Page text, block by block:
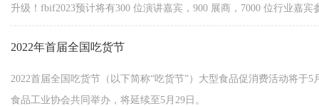
升级！fbif2023预计将有300 位演讲嘉宾，900 展商，7000 位行业嘉
2022年首届全国吃货节
2022首届全国吃货节（以下简称“吃货节”）大型食品促消费活动将
食品工业协会共同举办，将延续至5月29日。